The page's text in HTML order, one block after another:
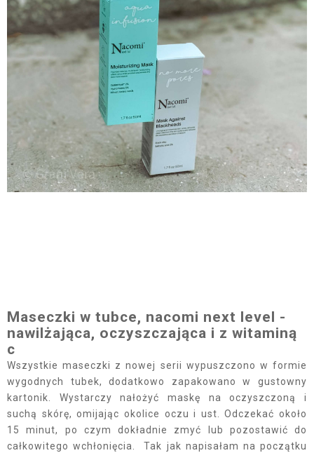
Maseczki w tubce, nacomi next level -
nawilżająca, oczyszczająca i z witaminą
c
Wszystkie maseczki z nowej serii wypuszczono w formie
wygodnych tubek, dodatkowo zapakowano w gustowny
kartonik. Wystarczy nałożyć maskę na oczyszczoną i
suchą skórę, omijając okolice oczu i ust. Odczekać około
15 minut, po czym dokładnie zmyć lub pozostawić do
całkowitego wchłonięcia. Tak jak napisałam na początku